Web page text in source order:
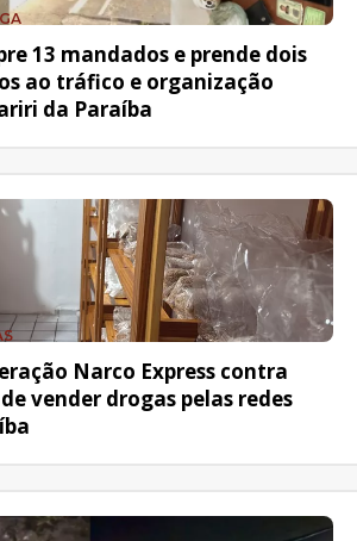
13 mandados e prende dois
ao tráfico e organização
da Paraíba
Narco Express contra
vender drogas pelas redes